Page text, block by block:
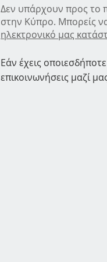
Δεν υπάρχουν προς το
στην Κύπρο. Mπορείς
ηλεκτρονικό μας
Εάν έχεις
επικοινωνήσεις μαζί